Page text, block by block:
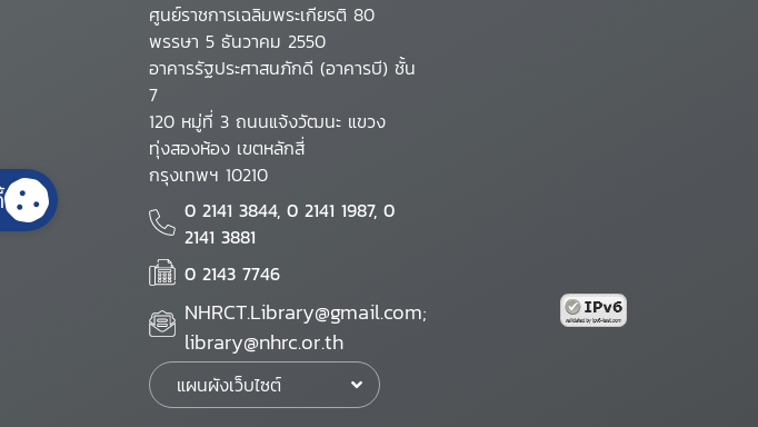
ศูนย์ราชการเฉลิมพระเกียรติ 80
พรรษา 5 ธันวาคม 2550
อาคารรัฐประศาสนภักดี (อาคารบี) ชั้น
7
120 หมู่ที่ 3 ถนนแจ้งวัฒนะ แขวง
ทุ่งสองห้อง เขตหลักสี่
กรุงเทพฯ 10210
0 2141 3844, 0 2141 1987, 0
2141 3881
0 2143 7746
NHRCT.Library@gmail.com;
library@nhrc.or.th
แผนผังเว็บไซต์